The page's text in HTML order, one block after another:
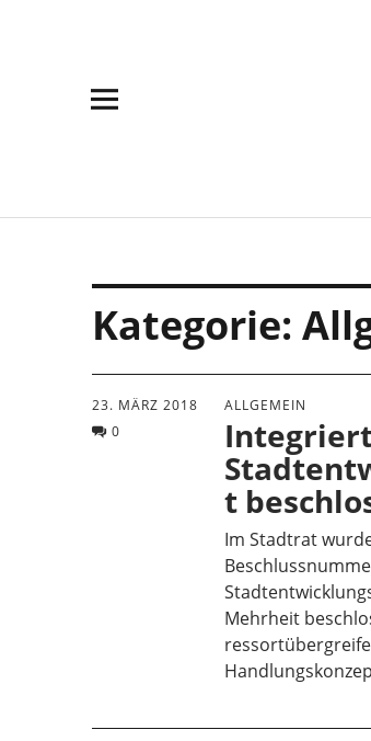
Kategorie:
23. MÄRZ 2018
0
ALLGEMEIN
t
Im Stadtrat
Mehrheit